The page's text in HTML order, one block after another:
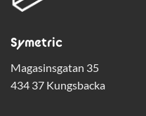
Symetric
Magasinsgatan 35
434 37 Kungsbacka